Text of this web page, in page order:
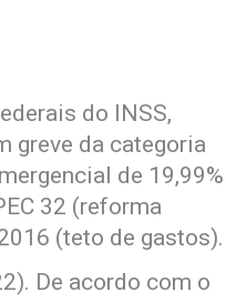
do INSS,
greve da categoria
de 19,99%
32 (reforma
(teto de gastos).
De acordo com o